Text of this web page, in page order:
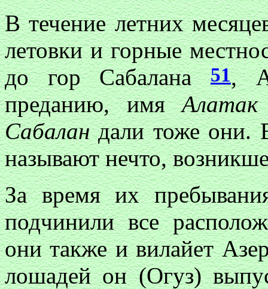
В течение летних
летовки и горные
до гор Сабалана51,
преданию, имяАлатак
Сабаландали тоже они.
называют нечто,
За время их
подчинили все
они также и вилайет
лошадей он (Огуз)